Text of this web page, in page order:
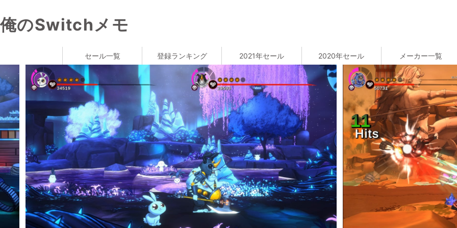
俺のSwitchメモ
セール一覧 登録ランキング 2021年セール 2020年セール メーカー一覧